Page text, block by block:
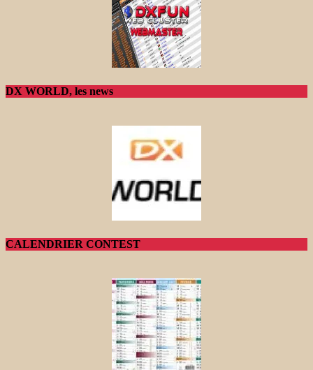
DX WORLD, les news
CALENDRIER CONTEST